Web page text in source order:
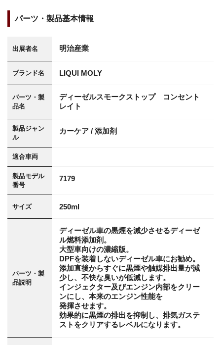
パーツ・製品基本情報
出展者名 明治産業
ブランド名 LIQUI MOLY
パーツ・製
品名
ディーゼルスモークストップ コンセント
レイト
製品ジャン
ル
カーケア / 添加剤
適合車両
製品モデル
番号
7179
サイズ 250ml
パーツ・製
品説明
ディーゼル車の黒煙を減少させるディーゼ
ル燃料添加剤。
大型車向けの濃縮版。
DPFを装着しないディーゼル車にお勧め。
添加直後からすぐに黒煙や触媒排出量が減
少し、不快な臭いが低減します。
インジェクター及びエンジン内部をクリー
ンにし、本来のエンジン性能を
発揮させます。
効果的に黒煙の排出を抑制し、排気ガステ
ストをクリアするレベルになります。